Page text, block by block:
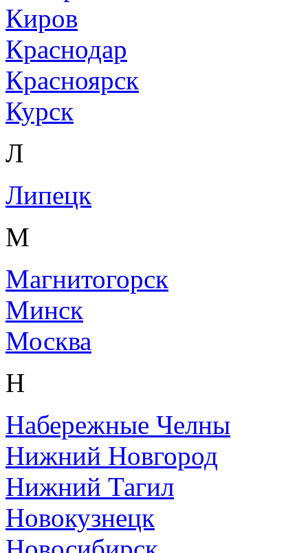
Киров
Краснодар
Красноярск
Курск
Л
Липецк
М
Магнитогорск
Минск
Москва
Н
Набережные Челны
Нижний Новгород
Нижний Тагил
Новокузнецк